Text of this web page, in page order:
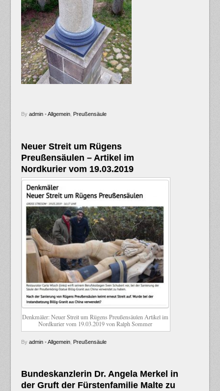
By admin• Allgemein, Preußensäule
Neuer Streit um Rügens
Preußensäulen – Artikel im
Nordkurier vom 19.03.2019
Denkmäler: Neuer Streit um Rügens Preußensäulen Artikel im
Nordkurier vom 19.03.2019 von Ralph Sommer
By admin• Allgemein, Preußensäule
Bundeskanzlerin Dr. Angela Merkel in
der Gruft der Fürstenfamilie Malte zu